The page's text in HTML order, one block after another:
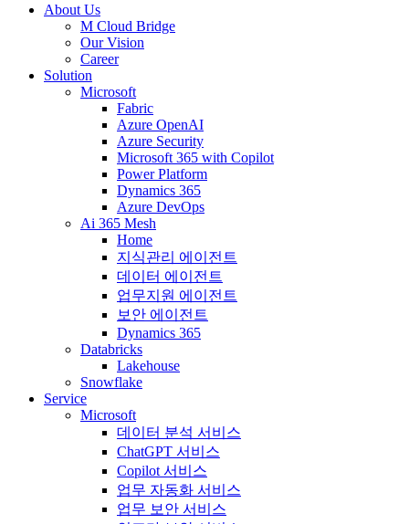
About Us
M Cloud Bridge
Our Vision
Career
Solution
Microsoft
Fabric
Azure OpenAI
Azure Security
Microsoft 365 with Copilot
Power Platform
Dynamics 365
Azure DevOps
Ai 365 Mesh
Home
지식관리 에이전트
데이터 에이전트
업무지원 에이전트
보안 에이전트
Dynamics 365
Databricks
Lakehouse
Snowflake
Service
Microsoft
데이터 분석 서비스
ChatGPT 서비스
Copilot 서비스
업무 자동화 서비스
업무 보안 서비스